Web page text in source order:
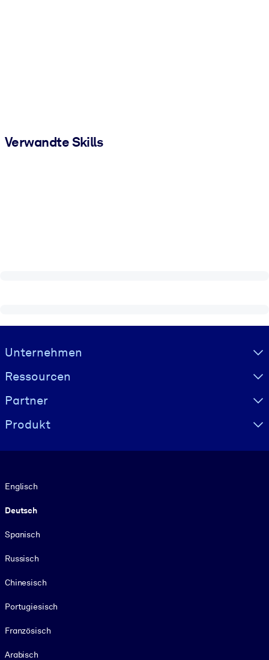
Verwandte Skills
Visually hidden Text
Unternehmen
Ressourcen
Partner
Produkt
Englisch
Deutsch
Spanisch
Russisch
Chinesisch
Portugiesisch
Französisch
Arabisch